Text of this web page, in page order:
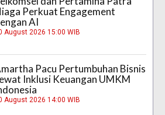
Perkuat Engagement
AI
August 2026 15:00 WIB
Pacu Pertumbuhan Bisnis
Inklusi Keuangan UMKM
August 2026 14:00 WIB